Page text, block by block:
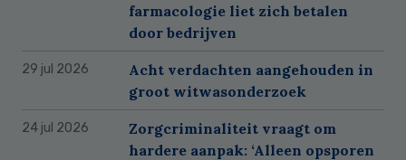
farmacologie liet zich betalen
door bedrijven
29 jul 2026
Acht verdachten aangehouden in
groot witwasonderzoek
24 jul 2026
Zorgcriminaliteit vraagt om
hardere aanpak: ‘Alleen opsporen